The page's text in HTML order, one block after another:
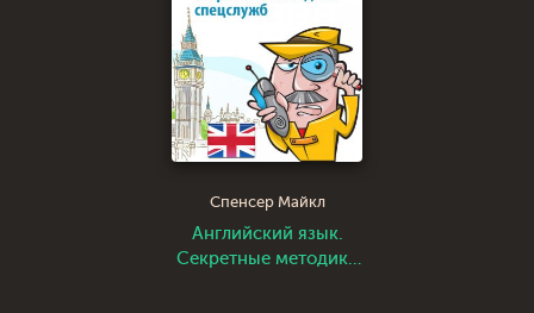
Спенсер Майкл
Английский язык.
Секретные методики